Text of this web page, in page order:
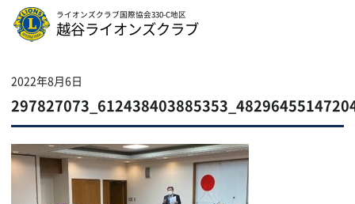
ライオンズクラブ国際協会330-C地区
越谷ライオンズクラブ
2022年8月6日